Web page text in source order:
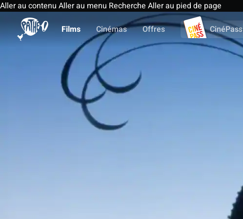
Aller au contenu Aller au menu Recherche Aller au pied de page
Films
Cinémas Offres CinéPass